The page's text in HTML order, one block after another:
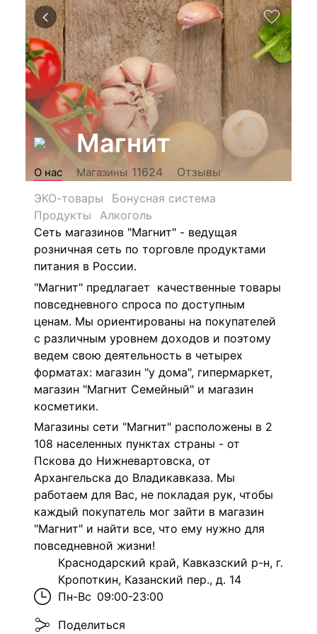
Магнит
О нас Магазины 11624
Отзывы
ЭКО-товары
Бонусная система
Продукты
Алкоголь
Сеть магазинов "Магнит" - ведущая
розничная сеть по торговле продуктами
питания в России.
"Магнит" предлагает качественные товары
повседневного спроса по доступным
ценам. Мы ориентированы на покупателей
с различным уровнем доходов и поэтому
ведем свою деятельность в четырех
форматах: магазин "у дома", гипермаркет,
магазин "Магнит Семейный" и магазин
косметики.
Магазины сети "Магнит" расположены в 2
108 населенных пунктах страны - от
Пскова до Нижневартовска, от
Архангельска до Владикавказа. Мы
работаем для Вас, не покладая рук, чтобы
каждый покупатель мог зайти в магазин
"Магнит" и найти все, что ему нужно для
повседневной жизни!
Краснодарский край, Кавказский р-н, г.
Кропоткин, Казанский пер., д. 14
Пн-Вс 09:00-23:00
Поделиться